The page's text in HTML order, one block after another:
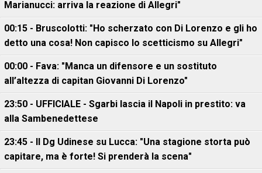
Marianucci: arriva la reazione di Allegri"
00:15 - Bruscolotti: "Ho scherzato con Di Lorenzo e gli ho
detto una cosa! Non capisco lo scetticismo su Allegri"
00:00 - Fava: "Manca un difensore e un sostituto
all’altezza di capitan Giovanni Di Lorenzo"
23:50 - UFFICIALE - Sgarbi lascia il Napoli in prestito: va
alla Sambenedettese
23:45 - Il Dg Udinese su Lucca: "Una stagione storta può
capitare, ma è forte! Si prenderà la scena"